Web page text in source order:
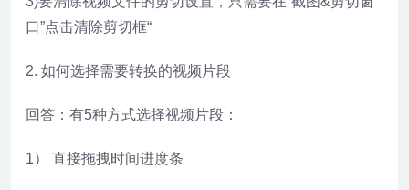
口”点击清除剪切框“
2. 如何选择需要转换的视频片段
回答：有5种方式选择视频片段：
1） 直接拖拽时间进度条